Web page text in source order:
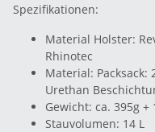
Spezifikationen:
Material Holster:
Rhinotec
Material:
Urethan
Gewicht: ca. 395g +
Stauvolumen: 14 L